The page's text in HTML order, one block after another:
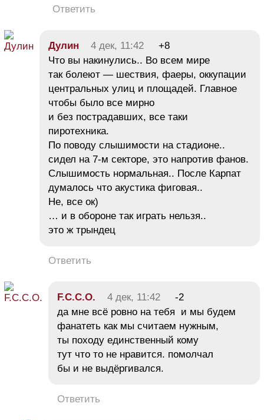
Ответить
Дулин 4 дек, 11:42
+8
Что вы накинулись.. Во всем мире
так болеют — шествия, фаеры, оккупации
центральных улиц и площадей. Главное
чтобы было все мирно
и без пострадавших, все таки
пиротехника.
По поводу слышимости на стадионе..
сидел на 7-м секторе, это напротив фанов.
Слышимость нормальная.. После Карпат
думалось что акустика фиговая..
Не, все ок)
… и в обороне так играть нельзя..
это ж трындец
Ответить
F.C.C.O. 4 дек, 11:42
-2
да мне всё ровно на тебя и мы будем
фанатеть как мы считаем нужным,
ты походу единственный кому
тут что то не нравится. помолчал
бы и не выдёргивался.
Ответить